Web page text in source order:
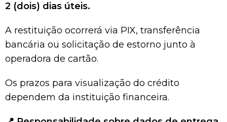
2 (dois) dias úteis.
A restituição ocorrerá via PIX, transferência
bancária ou solicitação de estorno junto à
operadora de cartão.
Os prazos para visualização do crédito
dependem da instituição financeira.